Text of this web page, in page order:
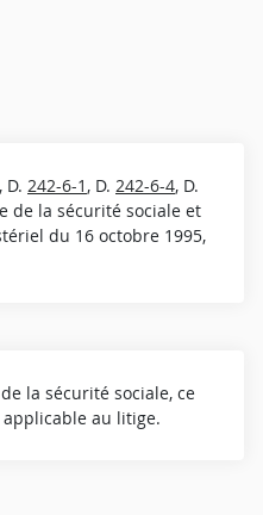
D. 242-6-1 , D. 242-6-4, D.
de la sécurité sociale et
du 16 octobre 1995,
la sécurité sociale, ce
au litige.